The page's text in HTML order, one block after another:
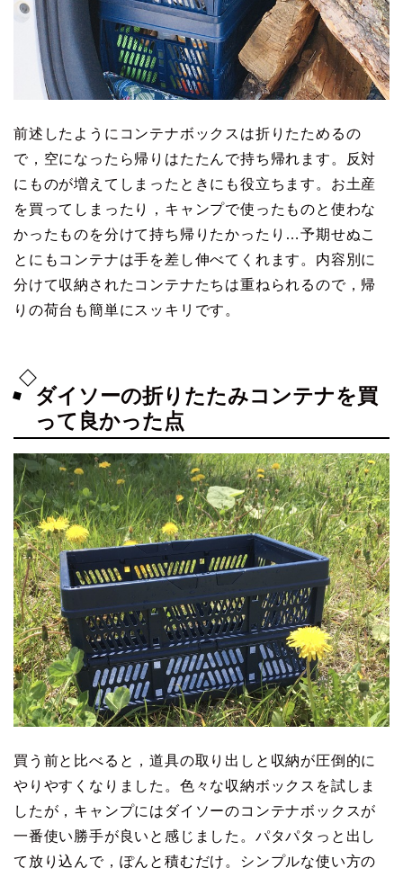
前述したようにコンテナボックスは折りたためるの
で，空になったら帰りはたたんで持ち帰れます。反対
にものが増えてしまったときにも役立ちます。お土産
を買ってしまったり，キャンプで使ったものと使わな
かったものを分けて持ち帰りたかったり…予期せぬこ
とにもコンテナは手を差し伸べてくれます。内容別に
分けて収納されたコンテナたちは重ねられるので，帰
りの荷台も簡単にスッキリです。
ダイソーの折りたたみコンテナを買
って良かった点
買う前と比べると，道具の取り出しと収納が圧倒的に
やりやすくなりました。色々な収納ボックスを試しま
したが，キャンプにはダイソーのコンテナボックスが
一番使い勝手が良いと感じました。パタパタっと出し
て放り込んで，ぽんと積むだけ。シンプルな使い方の